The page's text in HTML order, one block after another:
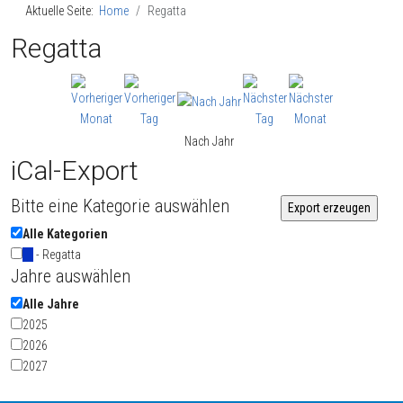
Aktuelle Seite: Home Regatta
Regatta
Nach Jahr
iCal-Export
Bitte eine Kategorie auswählen
Alle Kategorien
- Regatta
Jahre auswählen
Alle Jahre
2025
2026
2027